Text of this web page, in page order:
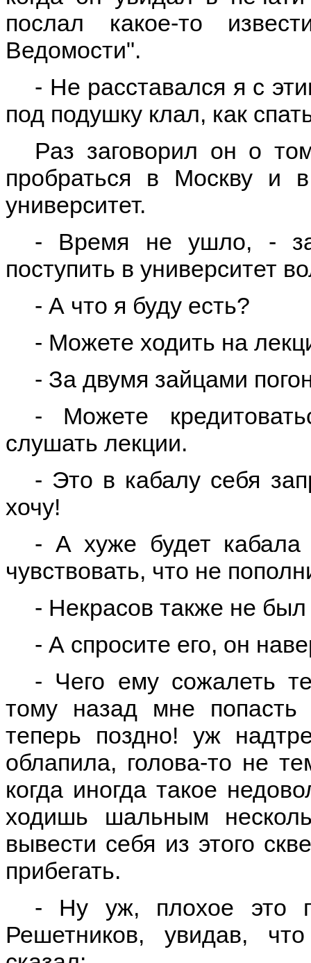
послал какое-то
Ведомости".
- Не расставался я с
под подушку клал, как
Раз заговорил он о
пробраться в Москву и
университет.
- Время не ушло, -
поступить в университет
- А что я буду есть?
- Можете ходить на
- За двумя зайцами
- Можете
слушать лекции.
- Это в кабалу себя
хочу!
- А хуже будет
чувствовать, что не
- Некрасов также не был
- А спросите его, он
- Чего ему сожалеть
тому назад мне попасть
теперь поздно! уж
облапила, голова-то не
когда иногда такое
ходишь шальным
вывести себя из этого
прибегать.
- Ну уж, плохое это
Решетников, увидав,